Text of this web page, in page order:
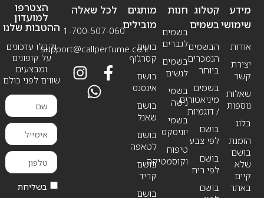
מידע
שימושי
אודות
יצירת
קשר
שאלות
נוספות
בלוג
הזמנת
בושם
שלא
קיים
באתר
חנות
בשמים
לגברים
בשמים
לנשים
בשמי
נישה
בשמי
יוניסקס
טיפוח
וקוסמטיקה
קטלוג
בשמים
הבשמים
הנמכרים
ביותר
בשמים
מיניאטורים
/ דוגמיות
בושם
לפי צבע
בושם
לפי ריח
בושם
מותגים
מובילים
בושם
קסרג’וף
בושם
אינסנס
בושם
שאנל
בושם
לטאפה
בושם
קריד
בושם
לכל שאלה
1-700-507-060
support@callperfume.co.il
הצטרפו
למועדון
ההטבות שלנו
וקבלו עדכונים
על קופונים
ומבצעים
שווים לפני כולם
בשליחת